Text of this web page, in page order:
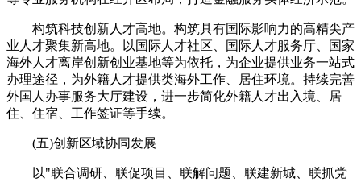
构筑科技创新人才高地。构筑具有国际影响力的高精尖产
业人才聚集新高地。以国际人才社区、国际人才服务厅、国家
海外人才离岸创新创业基地等为依托，为企业提供业务一站式
办理途径，为外籍人才提供类海外工作、居住环境。持续完善
外国人办事服务大厅建设，进一步简化外籍人才出入境、居
住、住宿、工作签证等手续。
(五)创新区域协同发展
以"联合调研、联促项目、联解问题、联建新城、联抓党